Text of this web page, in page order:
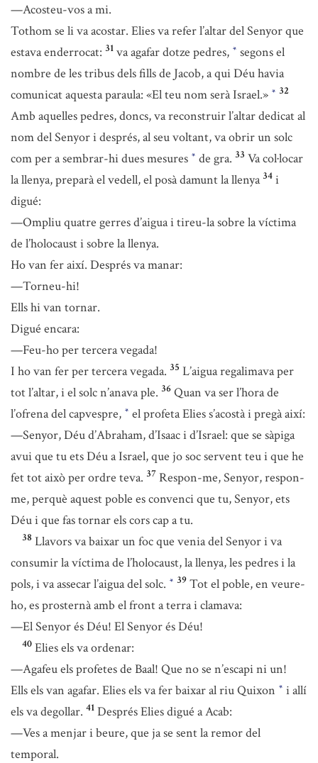
—Acosteu-vos a mi.
Tothom se li va acostar. Elies va refer l’altar del Senyor que
estava enderrocat: 31 va agafar dotze pedres, * segons el
nombre de les tribus dels fills de Jacob, a qui Déu havia
comunicat aquesta paraula: «El teu nom serà Israel.» * 32
Amb aquelles pedres, doncs, va reconstruir l’altar dedicat al
nom del Senyor i després, al seu voltant, va obrir un solc
com per a sembrar-hi dues mesures * de gra. 33 Va col·locar
la llenya, preparà el vedell, el posà damunt la llenya 34 i
digué:
—Ompliu quatre gerres d’aigua i tireu-la sobre la víctima
de l’holocaust i sobre la llenya.
Ho van fer així. Després va manar:
—Torneu-hi!
Ells hi van tornar.
Digué encara:
—Feu-ho per tercera vegada!
I ho van fer per tercera vegada. 35 L’aigua regalimava per
tot l’altar, i el solc n’anava ple. 36 Quan va ser l’hora de
l’ofrena del capvespre, * el profeta Elies s’acostà i pregà així:
—Senyor, Déu d’Abraham, d’Isaac i d’Israel: que se sàpiga
avui que tu ets Déu a Israel, que jo soc servent teu i que he
fet tot això per ordre teva. 37 Respon-me, Senyor, respon-
me, perquè aquest poble es convenci que tu, Senyor, ets
Déu i que fas tornar els cors cap a tu.
38 Llavors va baixar un foc que venia del Senyor i va
consumir la víctima de l’holocaust, la llenya, les pedres i la
pols, i va assecar l’aigua del solc. * 39 Tot el poble, en veure-
ho, es prosternà amb el front a terra i clamava:
—El Senyor és Déu! El Senyor és Déu!
40 Elies els va ordenar:
—Agafeu els profetes de Baal! Que no se n’escapi ni un!
Ells els van agafar. Elies els va fer baixar al riu Quixon * i allí
els va degollar. 41 Després Elies digué a Acab:
—Ves a menjar i beure, que ja se sent la remor del
temporal.